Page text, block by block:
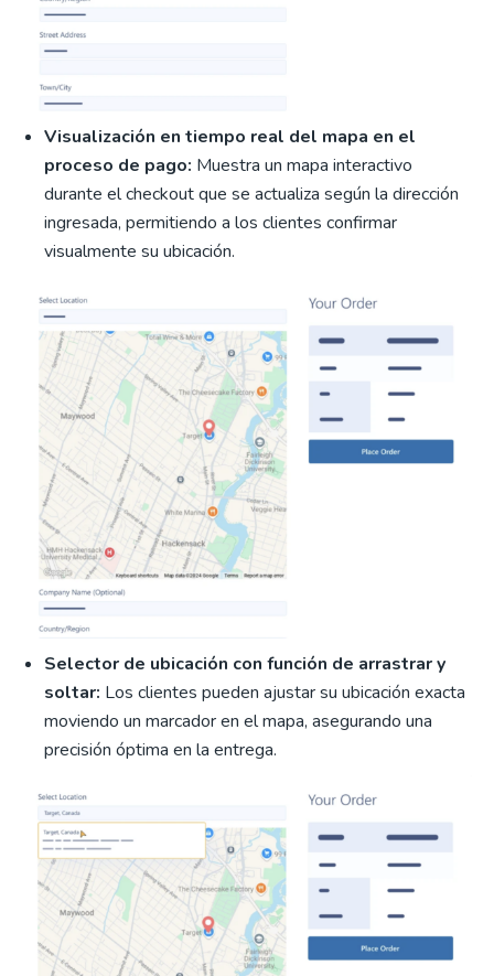
Visualización en tiempo real del mapa en el
proceso de pago: Muestra un mapa interactivo
durante el checkout que se actualiza según la dirección
ingresada, permitiendo a los clientes confirmar
visualmente su ubicación.
Selector de ubicación con función de arrastrar y
soltar: Los clientes pueden ajustar su ubicación exacta
moviendo un marcador en el mapa, asegurando una
precisión óptima en la entrega.